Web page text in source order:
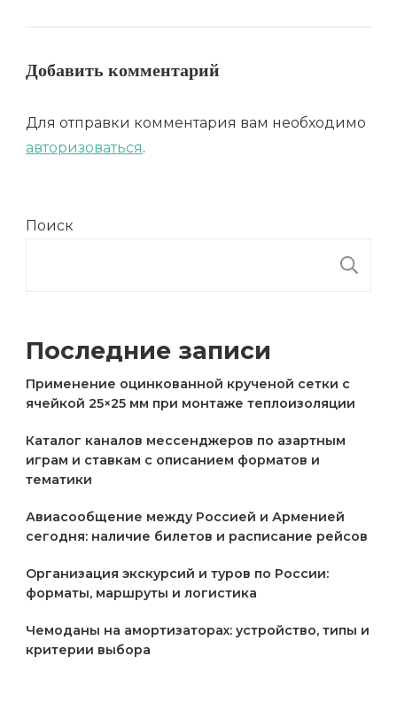
Добавить комментарий
Для отправки комментария вам необходимо
авторизоваться.
Поиск
Последние записи
Применение оцинкованной крученой сетки с
ячейкой 25×25 мм при монтаже теплоизоляции
Каталог каналов мессенджеров по азартным
играм и ставкам с описанием форматов и
тематики
Авиасообщение между Россией и Арменией
сегодня: наличие билетов и расписание рейсов
Организация экскурсий и туров по России:
форматы, маршруты и логистика
Чемоданы на амортизаторах: устройство, типы и
критерии выбора